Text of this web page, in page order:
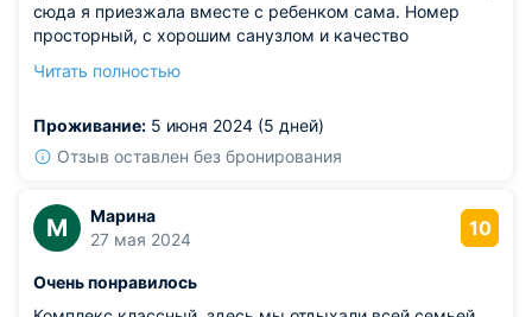
сюда я приезжала вместе с ребенком сама. Номер
просторный, с хорошим санузлом и качество
есть много спортивных площадок, тренажерные залы,
есть, поэтому питание заказывали здесь.
Читать полностью
Проживание: 5 июня 2024 (5 дней)
Отзыв оставлен без бронирования
М
Марина
27 мая 2024
10
Очень понравилось